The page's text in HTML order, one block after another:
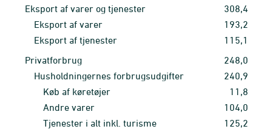
Eksport af varer og tjenester
308,4
Eksport af varer
193,2
Eksport af tjenester
115,1
Privatforbrug
248,0
Husholdningernes forbrugsudgifter
240,9
Køb af køretøjer
11,8
Andre varer
104,0
Tjenester i alt inkl. turisme
125,2